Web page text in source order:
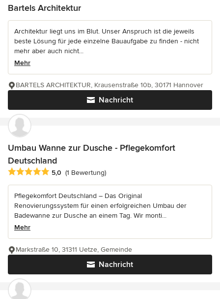
Bartels Architektur
Architektur liegt uns im Blut. Unser Anspruch ist die jeweils
beste Lösung für jede einzelne Bauaufgabe zu finden - nicht
mehr aber auch nicht...
Mehr
Nachricht
BARTELS ARCHITEKTUR, Krausenstraße 10b, 30171 Hannover
Umbau Wanne zur Dusche - Pflegekomfort
Deutschland
Durchschnittliche Bewertung: 5 von 5 Sternen
5,0 (1 Bewertung)
Pflegekomfort Deutschland – Das Original
Renovierungssystem für einen erfolgreichen Umbau der
Badewanne zur Dusche an einem Tag. Wir monti...
Mehr
Nachricht
Markstraße 10, 31311 Uetze, Gemeinde